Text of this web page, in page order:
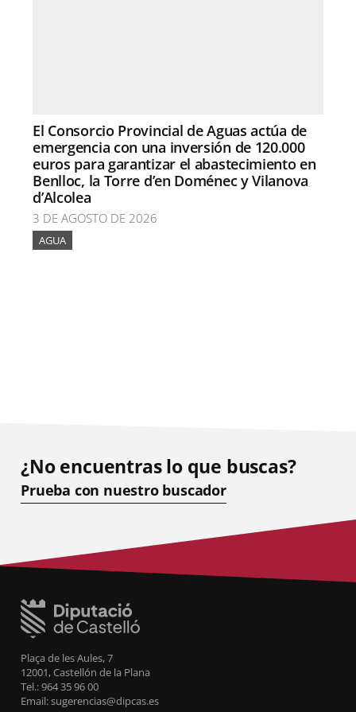
El Consorcio Provincial de Aguas actúa de
emergencia con una inversión de 120.000
euros para garantizar el abastecimiento en
Benlloc, la Torre d’en Doménec y Vilanova
d’Alcolea
3 DE AGOSTO DE 2026
AGUA
¿No encuentras lo que buscas?
Prueba con nuestro buscador
Plaça de les Aules, 7
12001, Castellón de la Plana
Tel.: 964 35 96 00
Email: sugerencias@dipcas.es